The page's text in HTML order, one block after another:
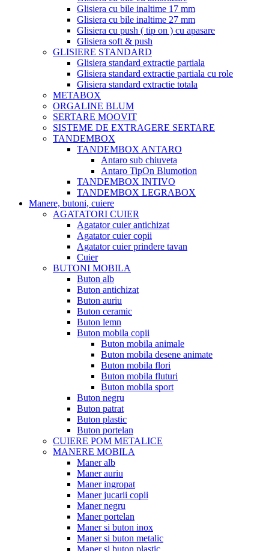
Glisiera cu bile inaltime 17 mm
Glisiera cu bile inaltime 27 mm
Glisiera cu push ( tip on ) cu apasare
Glisiera soft & push
GLISIERE STANDARD
Glisiera standard extractie partiala
Glisiera standard extractie partiala cu role
Glisiera standard extractie totala
METABOX
ORGALINE BLUM
SERTARE MOOVIT
SISTEME DE EXTRAGERE SERTARE
TANDEMBOX
TANDEMBOX ANTARO
Antaro sub chiuveta
Antaro TipOn Blumotion
TANDEMBOX INTIVO
TANDEMBOX LEGRABOX
Manere, butoni, cuiere
AGATATORI CUIER
Agatator cuier antichizat
Agatator cuier copii
Agatator cuier prindere tavan
Cuier
BUTONI MOBILA
Buton alb
Buton antichizat
Buton auriu
Buton ceramic
Buton lemn
Buton mobila copii
Buton mobila animale
Buton mobila desene animate
Buton mobila flori
Buton mobila fluturi
Buton mobila sport
Buton negru
Buton patrat
Buton plastic
Buton portelan
CUIERE POM METALICE
MANERE MOBILA
Maner alb
Maner auriu
Maner ingropat
Maner jucarii copii
Maner negru
Maner portelan
Maner si buton inox
Maner si buton metalic
Maner si buton plastic